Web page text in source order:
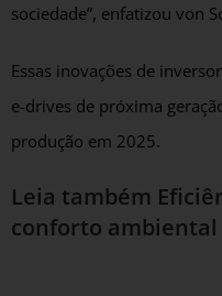
sociedade”, enfatizou von
Essas inovações de
e-drives de próxima
produção em 2025.
Leia também
conforto